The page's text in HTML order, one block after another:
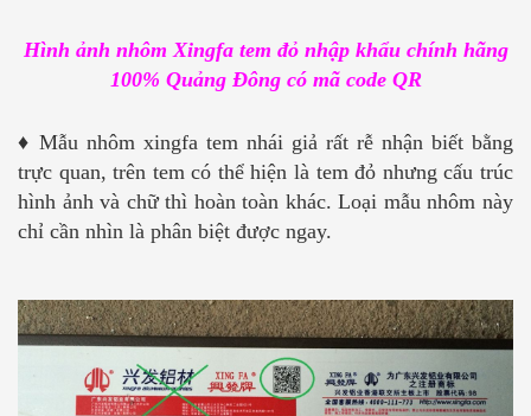
Hình ảnh nhôm Xingfa tem đỏ nhập khẩu chính hãng
100% Quảng Đông có mã code QR
♦ Mẫu nhôm xingfa tem nhái giả rất rễ nhận biết bằng
trực quan, trên tem có thể hiện là tem đỏ nhưng cấu trúc
hình ảnh và chữ thì hoàn toàn khác. Loại mẫu nhôm này
chỉ cần nhìn là phân biệt được ngay.